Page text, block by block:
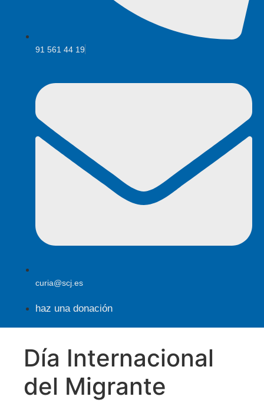
91 561 44 19
curia@scj.es
haz una donación
Día Internacional
del Migrante